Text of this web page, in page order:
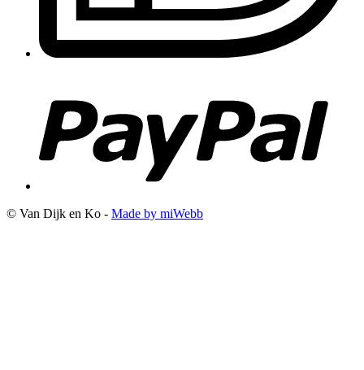
© Van Dijk en Ko - Made by miWebb